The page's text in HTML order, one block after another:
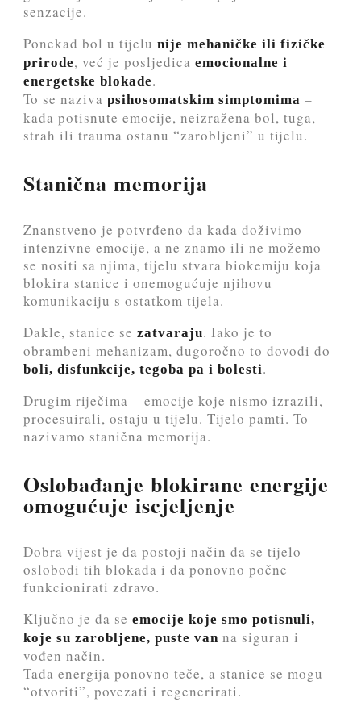
senzacije.
Ponekad bol u tijelu nije mehaničke ili fizičke
prirode, već je posljedica emocionalne i
energetske blokade.
To se naziva psihosomatskim simptomima –
kada potisnute emocije, neizražena bol, tuga,
strah ili trauma ostanu “zarobljeni” u tijelu.
Stanična memorija
Znanstveno je potvrđeno da kada doživimo
intenzivne emocije, a ne znamo ili ne možemo
se nositi sa njima, tijelu stvara biokemiju koja
blokira stanice i onemogućuje njihovu
komunikaciju s ostatkom tijela.
Dakle, stanice se zatvaraju. Iako je to
obrambeni mehanizam, dugoročno to dovodi do
boli, disfunkcije, tegoba pa i bolesti.
Drugim riječima – emocije koje nismo izrazili,
procesuirali, ostaju u tijelu. Tijelo pamti. To
nazivamo stanična memorija.
Oslobađanje blokirane energije
omogućuje iscjeljenje
Dobra vijest je da postoji način da se tijelo
oslobodi tih blokada i da ponovno počne
funkcionirati zdravo.
Ključno je da se emocije koje smo potisnuli,
koje su zarobljene, puste vanna siguran i
vođen način.
Tada energija ponovno teče, a stanice se mogu
“otvoriti”, povezati i regenerirati.